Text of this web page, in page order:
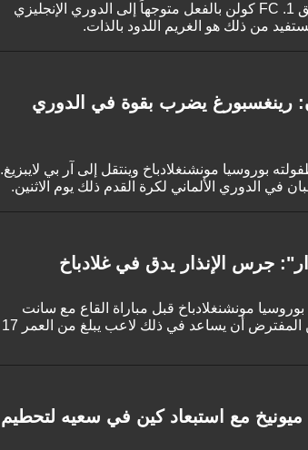
إذا غادر سعيد الملا فريق 1. FC كولن بالفعل متوجهاً إلى الدوري الإنجليزي
من ذلك هو الغريم اللدود بالذات.
20 مليون: رينغسبورغ يضرب بقوة في الدوري
بوروسيا مونشنغلادباخ وينتقل إلى آر بي لايبزيغ.
في الدوري الألماني لكرة القدم ذلك يوم الاثنين.
جرس الإنذار يدق في غلادباخ
مونشنغلادباخ قبل مباراة القاع مع سانت
باولي يوم الجمعة. ومن المفترض أن يساعد في ذلك لاعب يبلغ من العمر 17
ميونيخ مع استبعاد كين في سعيه لتحطيم